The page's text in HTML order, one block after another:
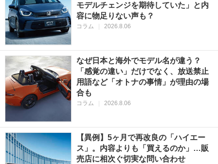
モデルチェンジを期待していた」と内
容に物足りない声も？
コラム 2026.8.06
なぜ日本と海外でモデル名が違う？
「感覚の違い」だけでなく、放送禁止
用語など「オトナの事情」が理由の場
合も
コラム 2026.8.06
【異例】5ヶ月で再改良の「ハイエー
ス」。内容よりも「買えるのか」…販
売店に相次ぐ切実な問い合わせ